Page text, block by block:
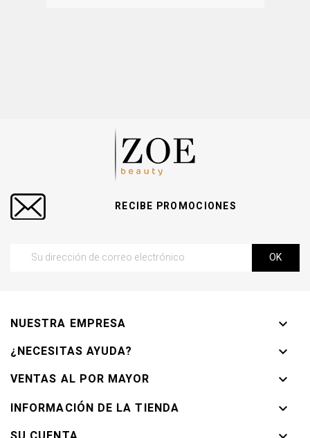
RECIBE PROMOCIONES
NUESTRA EMPRESA

¿NECESITAS AYUDA?

VENTAS AL POR MAYOR

INFORMACIÓN DE LA TIENDA
